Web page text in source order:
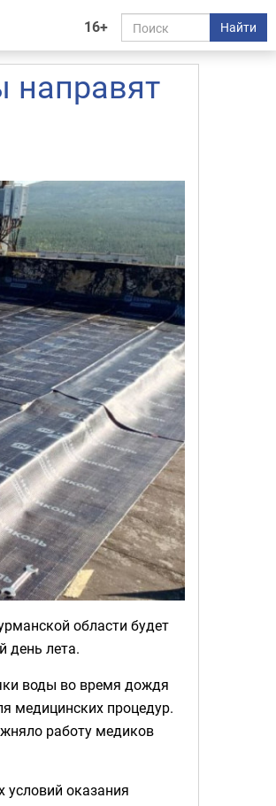
16+ Найти
направят
области будет
день лета.
воды во время дождя
медицинских процедур.
работу медиков
оказания